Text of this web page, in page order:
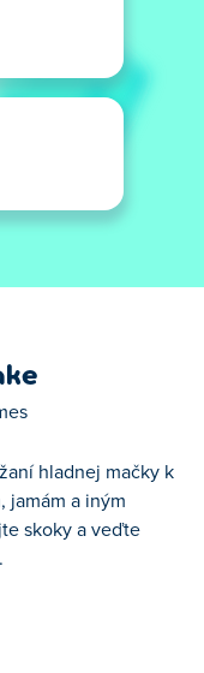
hladnej mačky k
jamám a iným
skoky a veďte